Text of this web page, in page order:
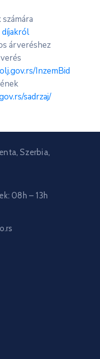
árveréshez
InzemBid
sadrzaj/
Szerbia,
08h – 13h